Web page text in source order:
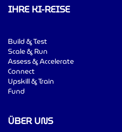
IHRE KI-REISE
Build & Test
Scale & Run
Assess & Accelerate
Connect
Upskill & Train
Fund
ÜBER UNS